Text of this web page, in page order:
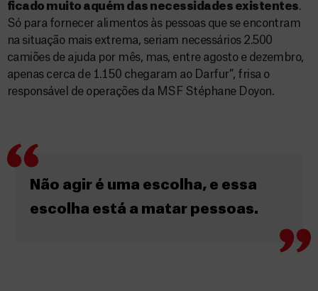
ficado muito aquém das necessidades existentes.
Só para fornecer alimentos às pessoas que se encontram
na situação mais extrema, seriam necessários 2.500
camiões de ajuda por mês, mas, entre agosto e dezembro,
apenas cerca de 1.150 chegaram ao Darfur”, frisa o
responsável de operações da MSF Stéphane Doyon.
Não agir é uma escolha, e essa
escolha está a matar pessoas.